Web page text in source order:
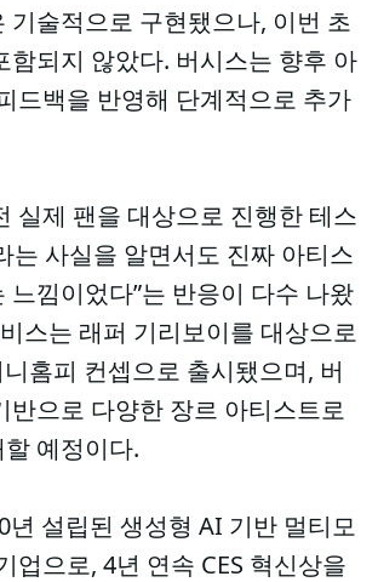
기술적으로 구현됐으나, 이번 초
함되지 않았다. 버시스는 향후 아
드백을 반영해 단계적으로 추가
실제 팬을 대상으로 진행한 테스
는 사실을 알면서도 진짜 아티스
느낌이었다”는 반응이 다수 나왔
스는 래퍼 기리보이를 대상으로
홈피 컨셉으로 출시됐으며, 버
반으로 다양한 장르 아티스트로
예정이다.
년 설립된 생성형 AI 기반 멀티모
업으로, 4년 연속 CES 혁신상을